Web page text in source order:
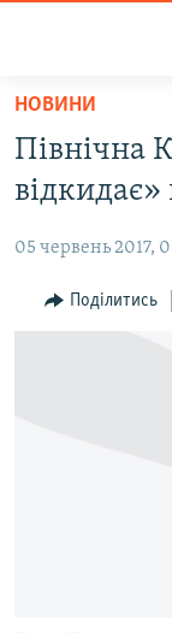
Перейти
основного
матеріалу
до
навігації
Перейти
ПОЛІТИКА
БЛОГИ
НОВИНИ
Північна
05 червень 2017,
Поділитись